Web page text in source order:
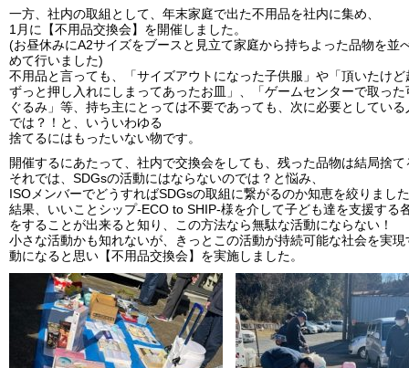
一方、社内の取組として、年末家庭で出た不用品を社内に集め、
1月に【不用品交換会】を開催しました。
(お昼休みにA2サイズをブースと見立て家庭から持ちよった品物を並
めて行いました)
不用品と言っても、「サイズアウトになった子供服」や「頂いたけど
ずっと押し入れにしまってあったお皿」、「ゲームセンターで取った
ぐるみ」等、持ち主にとっては不要であっても、次に必要としてい
では？！と、いういわゆる
捨てるにはもったいない物です。
開催するにあたって、社内で交換会をしても、残った品物は結局捨て
それでは、SDGsの活動にはならないのでは？と悩み、
ISOメンバーでどうすればSDGsの取組に繋がるのか知恵を絞りまし
結果、いいことシップ-ECO to SHIP-様を介して子ども達を支援する
をすることが出来ると知り、この方法なら無駄な活動にならない！
小さな活動かも知れないが、きっとこの活動が持続可能な社会を実現
動になると思い【不用品交換会】を実施しました。